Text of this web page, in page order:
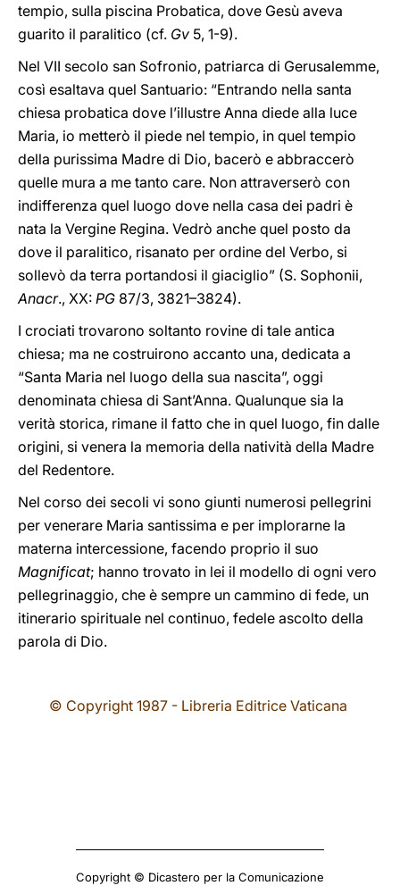
tempio, sulla piscina Probatica, dove Gesù aveva
guarito il paralitico (cf. Gv 5, 1-9).
Nel VII secolo san Sofronio, patriarca di Gerusalemme,
così esaltava quel Santuario: “Entrando nella santa
chiesa probatica dove l’illustre Anna diede alla luce
Maria, io metterò il piede nel tempio, in quel tempio
della purissima Madre di Dio, bacerò e abbraccerò
quelle mura a me tanto care. Non attraverserò con
indifferenza quel luogo dove nella casa dei padri è
nata la Vergine Regina. Vedrò anche quel posto da
dove il paralitico, risanato per ordine del Verbo, si
sollevò da terra portandosi il giaciglio” (S. Sophonii,
Anacr., XX: PG 87/3, 3821–3824).
I crociati trovarono soltanto rovine di tale antica
chiesa; ma ne costruirono accanto una, dedicata a
“Santa Maria nel luogo della sua nascita”, oggi
denominata chiesa di Sant’Anna. Qualunque sia la
verità storica, rimane il fatto che in quel luogo, fin dalle
origini, si venera la memoria della natività della Madre
del Redentore.
Nel corso dei secoli vi sono giunti numerosi pellegrini
per venerare Maria santissima e per implorarne la
materna intercessione, facendo proprio il suo
Magnificat; hanno trovato in lei il modello di ogni vero
pellegrinaggio, che è sempre un cammino di fede, un
itinerario spirituale nel continuo, fedele ascolto della
parola di Dio.
© Copyright 1987 - Libreria Editrice Vaticana
Copyright © Dicastero per la Comunicazione